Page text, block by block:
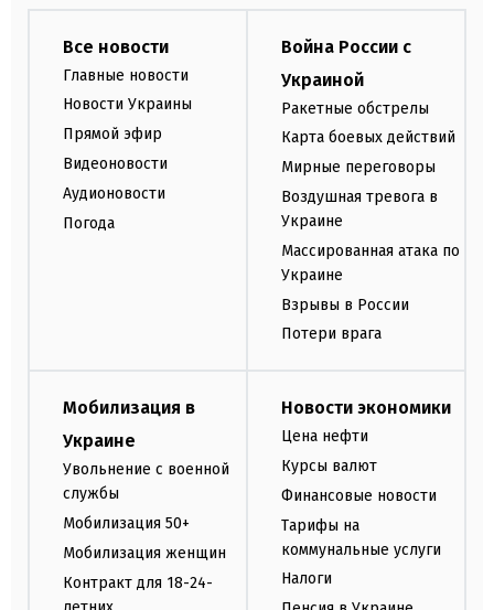
Все новости
Главные новости
Новости Украины
Прямой эфир
Видеоновости
Аудионовости
Погода
Война России с
Украиной
Ракетные обстрелы
Карта боевых действий
Мирные переговоры
Воздушная тревога в
Украине
Массированная атака по
Украине
Взрывы в России
Потери врага
Мобилизация в
Украине
Увольнение с военной
службы
Мобилизация 50+
Мобилизация женщин
Контракт для 18-24-
Новости экономики
Цена нефти
Курсы валют
Финансовые новости
Тарифы на
коммунальные услуги
Налоги